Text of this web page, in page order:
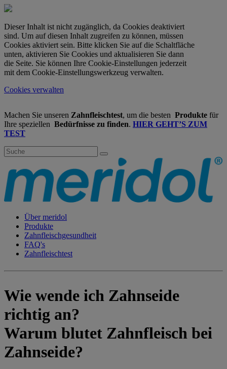
Dieser Inhalt ist nicht zugänglich, da Cookies deaktiviert
sind. Um auf diesen Inhalt zugreifen zu können, müssen
Cookies aktiviert sein. Bitte klicken Sie auf die Schaltfläche
unten, aktivieren Sie Cookies und aktualisieren Sie dann
die Seite. Sie können Ihre Cookie-Einstellungen jederzeit
mit dem Cookie-Einstellungswerkzeug verwalten.
Cookies verwalten
Machen Sie unseren Zahnfleischtest, um die besten Produkte für
Ihre speziellen Bedürfnisse zu finden. HIER GEHT’S ZUM
TEST
Über meridol
Produkte
Zahnfleischgesundheit
FAQ's
Zahnfleischtest
Wie wende ich Zahnseide
richtig an?
Warum blutet Zahnfleisch bei
Zahnseide?